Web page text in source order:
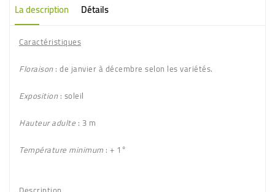
La description Détails
Caractéristiques
Floraison: de janvier à décembre selon les variétés.
Exposition: soleil
Hauteur adulte : 3 m
Température minimum : + 1°